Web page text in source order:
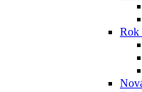
Rok